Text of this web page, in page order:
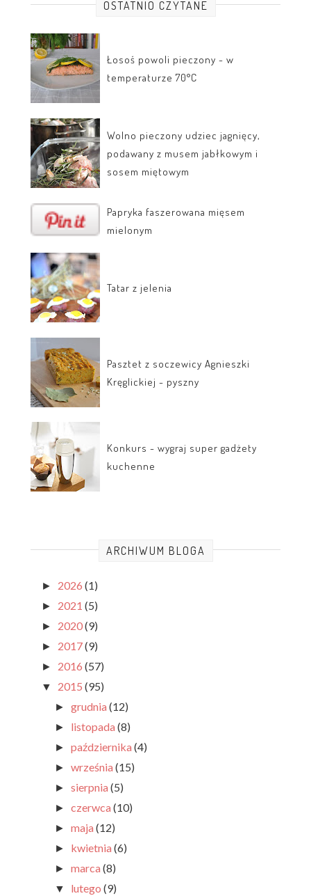
OSTATNIO CZYTANE
Łosoś powoli pieczony - w
temperaturze 70°C
Wolno pieczony udziec jagnięcy,
podawany z musem jabłkowym i
sosem miętowym
Papryka faszerowana mięsem
mielonym
Tatar z jelenia
Pasztet z soczewicy Agnieszki
Kręglickiej - pyszny
Konkurs - wygraj super gadżety
kuchenne
ARCHIWUM BLOGA
► 2026 (1)
► 2021 (5)
► 2020(9)
► 2017(9)
► 2016 (57)
▼ 2015 (95)
►grudnia(12)
► listopada(8)
►października(4)
►września(15)
►sierpnia(5)
►czerwca(10)
►maja(12)
► kwietnia(6)
►marca(8)
▼ lutego(9)